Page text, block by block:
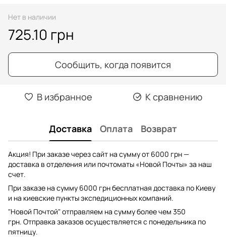
Нет в наличии
725.10 грн
Сообщить, когда появится
В избранное К сравнению
Доставка Оплата Возврат
Акция! При заказе через сайт на сумму от 6000 грн —
доставка в отделения или почтоматы «Новой Почты» за наш
счет.
При заказе на сумму 6000 грн бесплатная доставка по Киеву
и на киевские пункты экспедиционных компаний.
"Новой Почтой" отправляем на сумму более чем 350
грн. Отправка заказов осуществляется с понедельника по
пятницу.